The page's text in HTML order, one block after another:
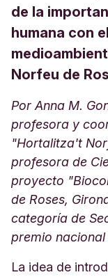
de la
humana con
Norfeu de
Por Anna M.
profesora y
"Hortalitza't
profesora de
proyecto
de Roses,
categoría de
premio
La idea de